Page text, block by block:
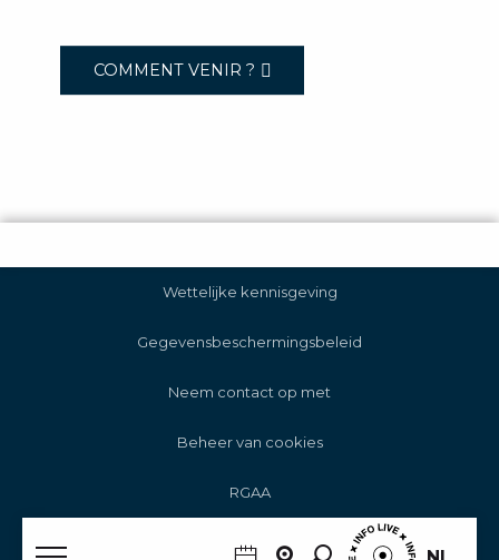
COMMENT VENIR ?
Wettelijke kennisgeving
Gegevensbeschermingsbeleid
Neem contact op met
Beheer van cookies
RGAA